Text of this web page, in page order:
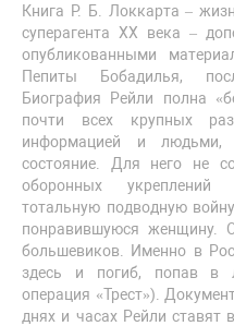
Книга Р. Б. Локкарта –
суперагента XX века –
опубликованными
Пепиты Бобадилья,
Биография Рейли полна
почти всех крупных
информацией и людьми,
состояние. Для него не
оборонных укреплений
тотальную подводную
понравившуюся женщину.
большевиков. Именно в
здесь и погиб, попав в
операция «Трест»).
днях и часах Рейли ставят